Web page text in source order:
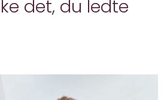
det, du ledte